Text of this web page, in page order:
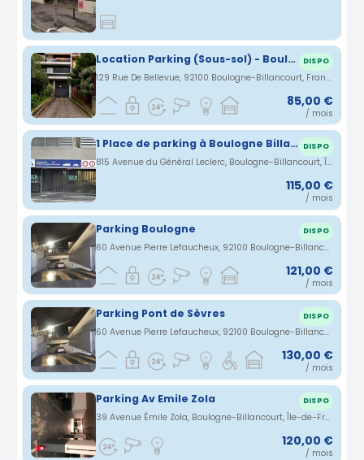
Location Parking (Sous-sol) - Boulogne-billancourt DISPO
129 Rue De Bellevue, 92100 Boulogne-Billancourt, France · 1.5 km
85,00 €
/ mois
1 Place de parking à Boulogne Billancourt DISPO
815 Avenue du Général Leclerc, Boulogne-Billancourt, Île-de-France, France · 1.52 km
115,00 €
/ mois
Parking Boulogne DISPO
60 Avenue Pierre Lefaucheux, 92100 Boulogne-Billancourt, France · 1.57 km
121,00 €
/ mois
Parking Pont de Sèvres DISPO
60 Avenue Pierre Lefaucheux, 92100 Boulogne-Billancourt, France · 1.57 km
130,00 €
/ mois
Parking Av Emile Zola DISPO
39 Avenue Émile Zola, Boulogne-Billancourt, Île-de-France, France · 1.68 km
120,00 €
/ mois